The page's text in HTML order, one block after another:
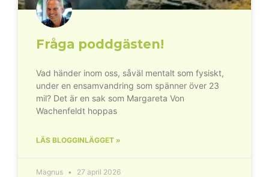
Fråga poddgästen!
Vad händer inom oss, såväl mentalt som fysiskt,
under en ensamvandring som spänner över 23
mil? Det är en sak som Margareta Von
Wachenfeldt hoppas
LÄS BLOGGINLÄGGET »
Magnus 27 april 2026